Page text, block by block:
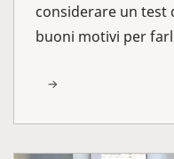
considerare un test
buoni motivi per